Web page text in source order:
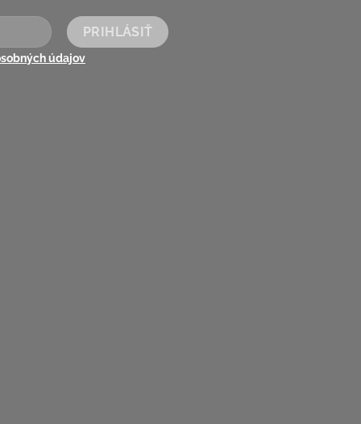
údajov